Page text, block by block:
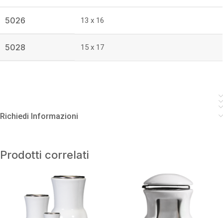
5026 13 x 16
5028 15 x 17
Richiedi Informazioni
Prodotti correlati